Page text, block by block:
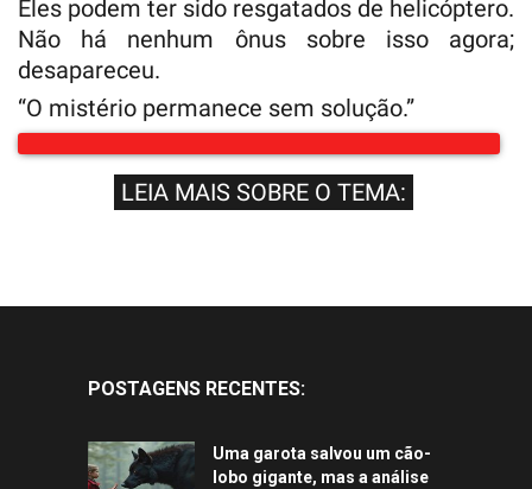
Eles podem ter sido resgatados de helicóptero.
Não há nenhum ônus sobre isso agora;
desapareceu.
“O mistério permanece sem solução.”
LEIA MAIS SOBRE O TEMA:
POSTAGENS RECENTES:
Uma garota salvou um cão-
lobo gigante, mas a análise